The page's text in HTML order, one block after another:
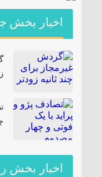
اخبار بخش
اخبار بخش